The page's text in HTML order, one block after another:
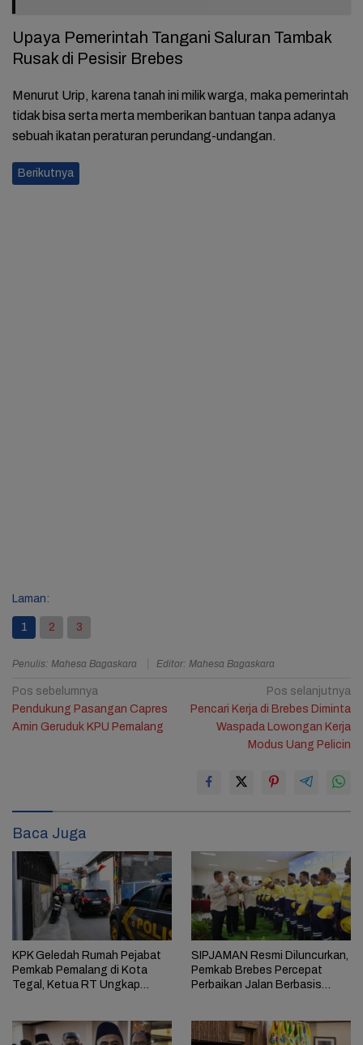
Upaya Pemerintah Tangani Saluran Tambak
Rusak di Pesisir Brebes
Menurut Urip, karena tanah ini milik warga, maka pemerintah
tidak bisa serta merta memberikan bantuan tanpa adanya
sebuah ikatan peraturan perundang-undangan.
Berikutnya
Laman:
1 2 3
Penulis: Mahesa Bagaskara Editor: Mahesa Bagaskara
Navigasi
pos
Pos sebelumnya
Pendukung Pasangan Capres
Amin Geruduk KPU Pemalang
Pos selanjutnya
Pencari Kerja di Brebes Diminta
Waspada Lowongan Kerja
Modus Uang Pelicin
1
Baca Juga
KPK Geledah Rumah Pejabat
Pemkab Pemalang di Kota
Tegal, Ketua RT Ungkap
SIPJAMAN Resmi Diluncurkan,
Pemkab Brebes Percepat
Perbaikan Jalan Berbasis